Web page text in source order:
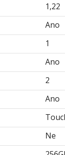
1,22
Ano
1
Ano
2
Ano
Ne